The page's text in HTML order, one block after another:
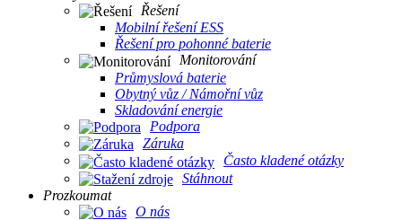
Řešení
Mobilní řešení ESS
Řešení pro pohonné baterie
Monitorování
Průmyslová baterie
Obytný vůz / Námořní vůz
Skladování energie
Podpora
Záruka
Často kladené otázky
Stáhnout
Prozkoumat
O nás